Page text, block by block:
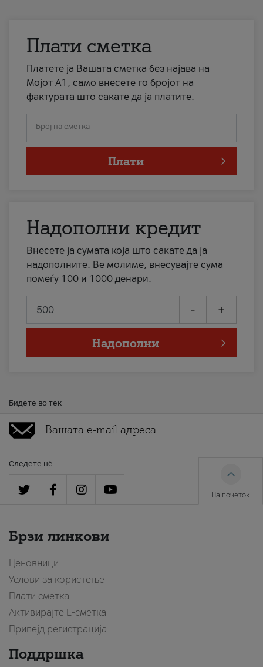
Плати сметка
Платете ја Вашата сметка без најава на
Мојот А1, само внесете го бројот на
фактурата што сакате да ја платите.
Број на сметка
Плати
Надополни кредит
Внесете ја сумата која што сакате да ја
надополните. Ве молиме, внесувајте сума
помеѓу 100 и 1000 денари.
- +
Надополни
Бидете во тек
Следете нè
На почеток
Брзи линкови
Ценовници
Услови за користење
Плати сметка
Активирајте Е-сметка
Припејд регистрација
Поддршка